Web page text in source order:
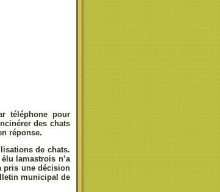
téléphone pour
des chats
réponse.
de chats.
lamastrois n’a
pris une décision
municipal de